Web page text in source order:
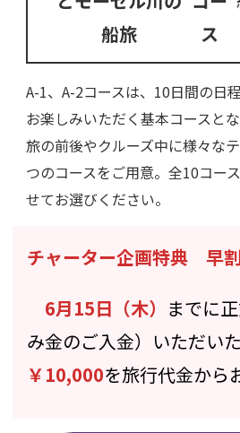
船旅
ス
A-1、A-2コースは、10日間の日
お楽しみいただく基本コースと
旅の前後やクルーズ中に様々な
つのコースをご用意。全10コー
せてお選びください。
チャーター企画特典 早割
6月15日（木） までに
み金のご入金）いただい
￥10,000を旅行代金から